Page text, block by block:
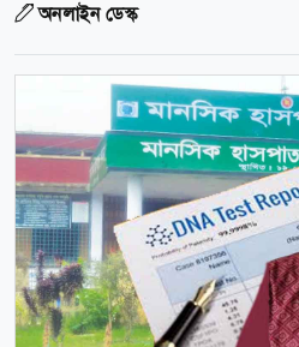
অনলাইন ডেস্ক